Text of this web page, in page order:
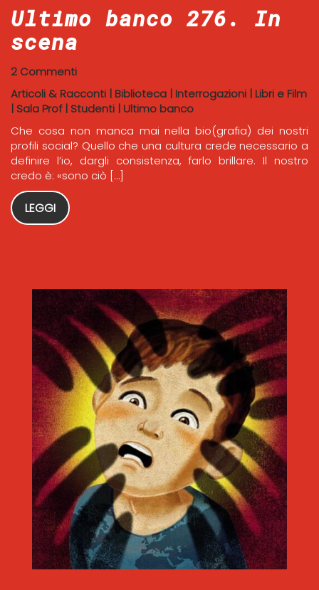
Ultimo banco 276. In
scena
2 Commenti
Articoli & Racconti | Biblioteca | Interrogazioni | Libri e Film
| Sala Prof| Studenti | Ultimo banco
Che cosa non manca mai nella bio(grafia) dei nostri
profili social? Quello che una cultura crede necessario a
definire l’io, dargli consistenza, farlo brillare. Il nostro
credo è: «sono ciò […]
LEGGI